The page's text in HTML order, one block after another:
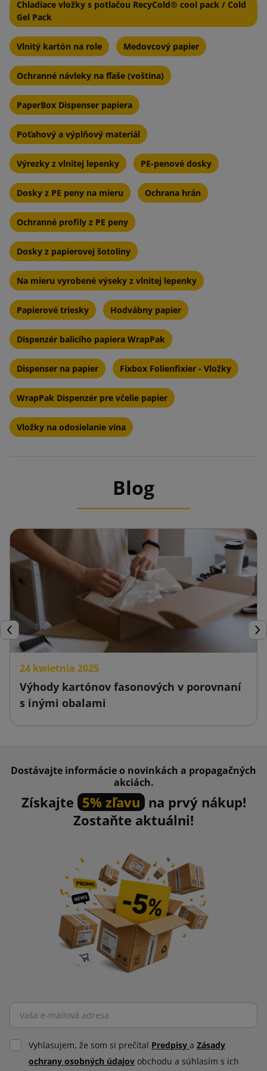
Hygiena a bezpečnosť potravín
Ľahko zmraziť a použiť
Charakteristiky chladiacich vložkov
RecyCold:
Materiál:Vyrobené z bezpečných, netoxických materiálov,
ktoré často obsahujú chladiaci gél alebo špeciálne vyvinutý
solný roztok, ktorý po zmrazení môže udržať nízku teplotu
po dlhú dobu.
vzniká pri jednorazových chladiacich systémoch, a sú často
vyrobené z recyklovateľných materiálov.
Konštrukcia:Elastické tašky naplnené špeciálnym gélom s
vlastnosťami akumulácie tepla.
Účinnosť:Pomocou špeciálnych chladiacich látok sú
recykláty schopné udržať nízku teplotu niekoľko hodín
alebo dokonca dní, v závislosti od vonkajších podmienok a
tepelnej izolácie obalu.
Bezpečnosť:Sú netoxické a bezpečné v kontakte s
potravinami a tiež navrhnuté tak, aby sa zabránilo riziku
úniku.
Pre opakované použitie:Sú navrhnuté na rozmrazovanie a
Chladiace vložky s potlačou RecyCold® cool pack / Cold
Gel Pack
Vlnitý kartón na role Medovcový papier
Ochranné návleky na fľaše (voština)
PaperBox Dispenser papiera
Poťahový a výplňový materiál
Výrezky z vlnitej lepenky PE-penové dosky
Dosky z PE peny na mieru Ochrana hrán
Ochranné profily z PE peny
Dosky z papierovej šotoliny
Na mieru vyrobené výseky z vlnitej lepenky
Papierové triesky Hodvábny papier
Dispenzér balicího papiera WrapPak
Dispenser na papier Fixbox Folienfixier - Vložky
WrapPak Dispenzér pre včelie papier
Vložky na odosielanie vína
Blog
Späť
24 kwietnia 2025
Výhody kartónov fasonových v porovnaní
s inými obalami
Dostávajte informácie o novinkách a propagačných
akciách.
Získajte 5% zľavu na prvý nákup!
Zostaňte aktuálni!
Vyhlasujem, že som si prečítal Predpisy a Zásady
ochrany osobných údajov obchodu a súhlasím s ich